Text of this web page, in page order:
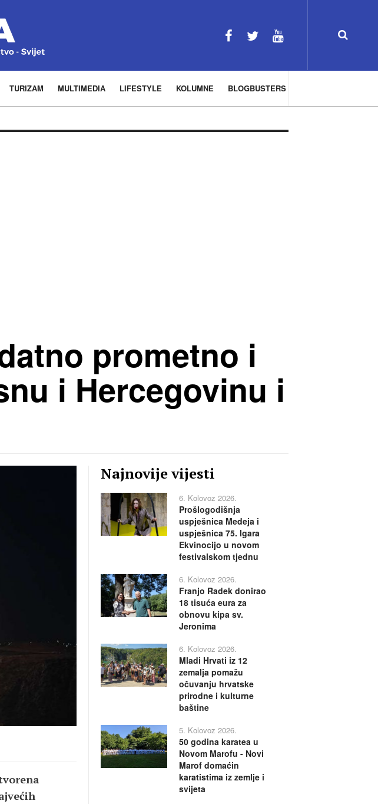
TURIZAM MULTIMEDIA LIFESTYLE KOLUMNE BLOGBUSTERS
prometno i
i Hercegovinu i
Najnovije vijesti
6. Kolovoz 2026.
Prošlogodišnja
uspješnica Medeja i
uspješnica 75. Igara
Ekvinocijo u novom
festivalskom tjednu
6. Kolovoz 2026.
Franjo Radek donirao
18 tisuća eura za
obnovu kipa sv.
Jeronima
6. Kolovoz 2026.
Mladi Hrvati iz 12
zemalja pomažu
očuvanju hrvatske
prirodne i kulturne
baštine
5. Kolovoz 2026.
50 godina karatea u
Novom Marofu - Novi
Marof domaćin
karatistima iz zemlje i
svijeta